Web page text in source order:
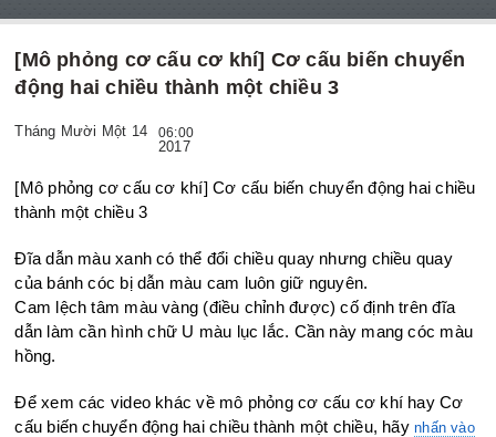
[Mô phỏng cơ cấu cơ khí] Cơ cấu biến chuyển
động hai chiều thành một chiều 3
Tháng Mười Một 14 06:00
2017
[Mô phỏng cơ cấu cơ khí] Cơ cấu biến chuyển động hai chiều
thành một chiều 3
Đĩa dẫn màu xanh có thể đổi chiều quay nhưng chiều quay
của bánhcóc bị dẫn màu cam luôn giữ nguyên.
Cam lệch tâm màu vàng (điều chỉnh được) cố định trên đĩa
dẫn làmcần hình chữ U màu lục lắc. Cần này mang cóc màu
hồng.
Để xem các video khác về mô phỏng cơ cấu cơ khí hay Cơ
cấu biến chuyển động hai chiều thành một chiều, hãynhấn vào